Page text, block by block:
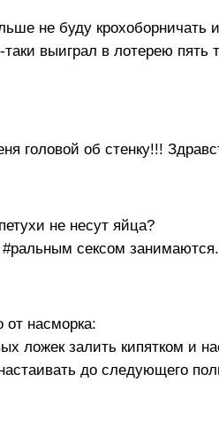
не буду крохоборничать
выиграл в лотерею пять
головой об стенку!!!
не несут яйца?
сексом занимаются.
от насморка:
ложек залить кипятком и
до следующего